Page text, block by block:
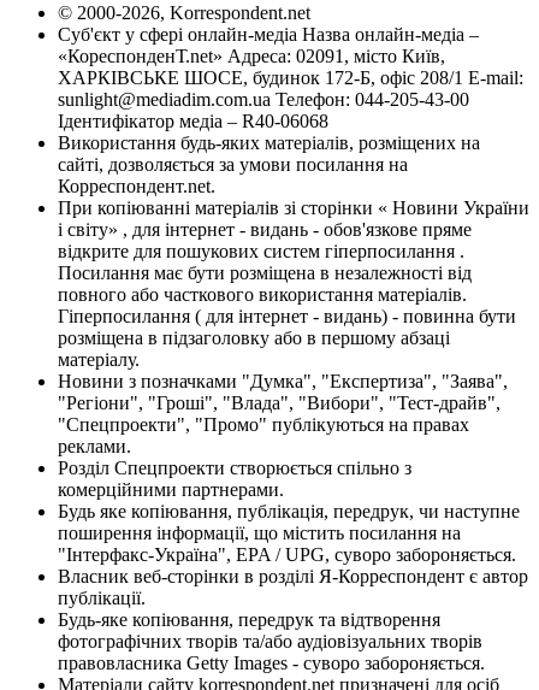
© 2000-2026, Korrespondent.net
Суб'єкт у сфері онлайн-медіа Назва онлайн-медіа –
«КореспонденТ.net» Адреса: 02091, місто Київ,
ХАРКІВСЬКЕ ШОСЕ, будинок 172-Б, офіс 208/1 E-mail:
sunlight@mediadim.com.ua Телефон: 044-205-43-00
Ідентифікатор медіа – R40-06068
Використання будь-яких матеріалів, розміщених на
сайті, дозволяється за умови посилання на
Корреспондент.net.
При копіюванні матеріалів зі сторінки « Новини України
і світу» , для інтернет - видань - обов'язкове пряме
відкрите для пошукових систем гіперпосилання .
Посилання має бути розміщена в незалежності від
повного або часткового використання матеріалів.
Гіперпосилання ( для інтернет - видань) - повинна бути
розміщена в підзаголовку або в першому абзаці
матеріалу.
Новини з позначками "Думка", "Експертиза", "Заява",
"Регіони", "Гроші", "Влада", "Вибори", "Тест-драйв",
"Спецпроекти", "Промо" публікуються на правах
реклами.
Розділ Спецпроекти створюється спільно з
комерційними партнерами.
Будь яке копіювання, публікація, передрук, чи наступне
поширення інформації, що містить посилання на
"Інтерфакс-Україна", EPA / UPG, суворо забороняється.
Власник веб-сторінки в розділі Я-Корреспондент є автор
публікації.
Будь-яке копіювання, передрук та відтворення
фотографічних творів та/або аудіовізуальних творів
правовласника Getty Images - суворо забороняється.
Матеріали сайту korrespondent.net призначені для осіб